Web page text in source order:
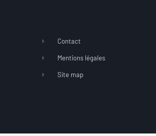
Contact
Mentions légales
Site map